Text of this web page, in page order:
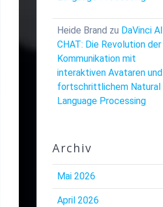
Heide Brand zu DaVinci AI
CHAT: Die Revolution der
Kommunikation mit
interaktiven Avataren und
fortschrittlichem Natural
Language Processing
Archiv
Mai 2026
April 2026